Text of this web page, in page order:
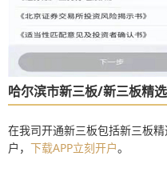
哈尔滨市新三板/新三板精
在我司开通新三板包括新三板
户， 下载APP立刻开户。